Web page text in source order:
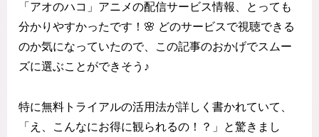
「アオのハコ」アニメの配信サービス情報、とっても
分かりやすかったです！🌸 どのサービスで視聴できる
のか気になっていたので、この記事のおかげでスムー
ズに選ぶことができそう♪
特に無料トライアルの活用法が詳しく書かれていて、
「え、こんなにお得に観られるの！？」と驚きまし